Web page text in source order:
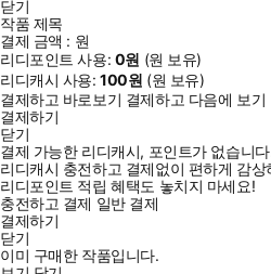
닫기
작품 제목
결제 금액 : 원
리디포인트 사용: 0원 (원 보유)
리디캐시 사용:100원 (원 보유)
결제하고 바로보기 결제하고 다음에 보기
결제하기
닫기
결제 가능한 리디캐시, 포인트가 없습니
리디캐시 충전하고 결제없이 편하게 감상
리디포인트 적립 혜택도 놓치지 마세요!
충전하고 결제 일반 결제
결제하기
닫기
이미 구매한 작품입니다.